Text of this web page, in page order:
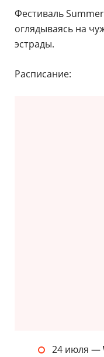
Фестиваль
оглядываясь на
эстрады.
Расписание:
24 июля —